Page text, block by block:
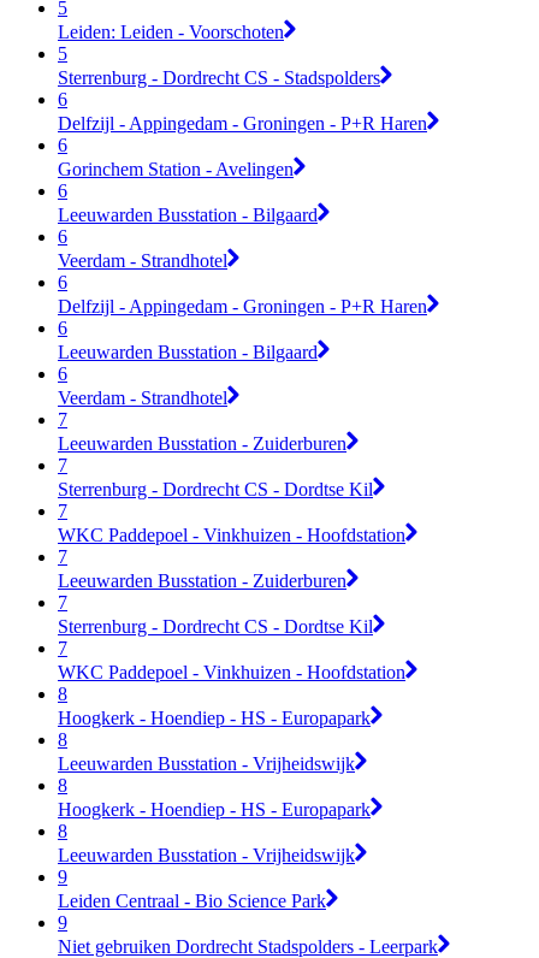
5
Leiden: Leiden - Voorschoten
5
Sterrenburg - Dordrecht CS - Stadspolders
6
Delfzijl - Appingedam - Groningen - P+R Haren
6
Gorinchem Station - Avelingen
6
Leeuwarden Busstation - Bilgaard
6
Veerdam - Strandhotel
6
Delfzijl - Appingedam - Groningen - P+R Haren
6
Leeuwarden Busstation - Bilgaard
6
Veerdam - Strandhotel
7
Leeuwarden Busstation - Zuiderburen
7
Sterrenburg - Dordrecht CS - Dordtse Kil
7
WKC Paddepoel - Vinkhuizen - Hoofdstation
7
Leeuwarden Busstation - Zuiderburen
7
Sterrenburg - Dordrecht CS - Dordtse Kil
7
WKC Paddepoel - Vinkhuizen - Hoofdstation
8
Hoogkerk - Hoendiep - HS - Europapark
8
Leeuwarden Busstation - Vrijheidswijk
8
Hoogkerk - Hoendiep - HS - Europapark
8
Leeuwarden Busstation - Vrijheidswijk
9
Leiden Centraal - Bio Science Park
9
Niet gebruiken Dordrecht Stadspolders - Leerpark